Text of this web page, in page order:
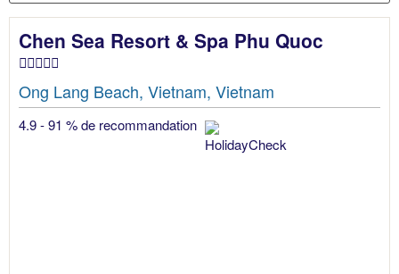
Chen Sea Resort & Spa Phu Quoc
Ong Lang Beach, Vietnam, Vietnam
4.9 - 91 % de recommandation